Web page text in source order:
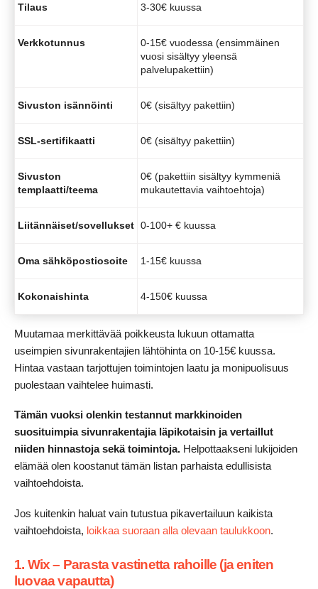
Tilaus 3-30€ kuussa
Verkkotunnus
0-15€ vuodessa (ensimmäinen
vuosi sisältyy yleensä
palvelupakettiin)
Sivuston isännöinti 0€ (sisältyy pakettiin)
SSL-sertifikaatti 0€ (sisältyy pakettiin)
Sivuston
templaatti/teema
0€ (pakettiin sisältyy kymmeniä
mukautettavia vaihtoehtoja)
Liitännäiset/sovellukset 0-100+ € kuussa
Oma sähköpostiosoite 1-15€ kuussa
Kokonaishinta 4-150€ kuussa
Muutamaa merkittävää poikkeusta lukuun ottamatta
useimpien sivunrakentajien lähtöhinta on 10-15€ kuussa.
Hintaa vastaan tarjottujen toimintojen laatu ja monipuolisuus
puolestaan vaihtelee huimasti.
Tämän vuoksi olenkin testannut markkinoiden
suosituimpia sivunrakentajia läpikotaisin ja vertaillut
niiden hinnastoja sekä toimintoja. Helpottaakseni lukijoiden
elämää olen koostanut tämän listan parhaista edullisista
vaihtoehdoista.
Jos kuitenkin haluat vain tutustua pikavertailuun kaikista
vaihtoehdoista, loikkaa suoraan alla olevaan taulukkoon.
1. Wix – Parasta vastinetta rahoille (ja eniten
luovaa vapautta)